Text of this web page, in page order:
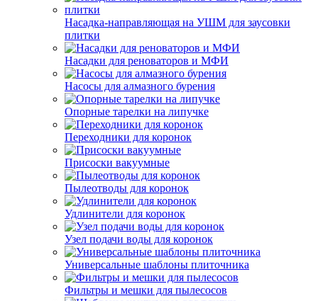
Насадка-направляющая на УШМ для заусовки
плитки
Насадки для реноваторов и МФИ
Насосы для алмазного бурения
Опорные тарелки на липучке
Переходники для коронок
Присоски вакуумные
Пылеотводы для коронок
Удлинители для коронок
Узел подачи воды для коронок
Универсальные шаблоны плиточника
Фильтры и мешки для пылесосов